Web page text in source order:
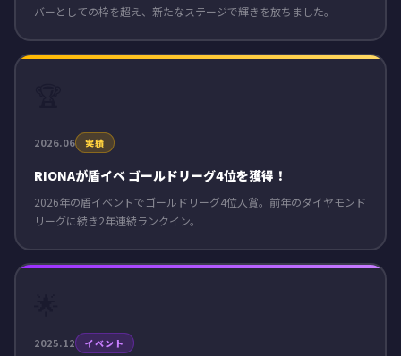
バーとしての枠を超え、新たなステージで輝きを放ちました。
2026.06 実績
RIONAが盾イベ ゴールドリーグ4位を獲得！
2026年の盾イベントでゴールドリーグ4位入賞。前年のダイヤモンド
リーグに続き2年連続ランクイン。
2025.12 イベント